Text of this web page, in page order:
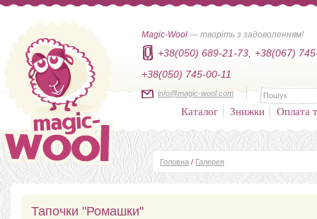
Magic-Wool — творіть з задоволенням!
+38(050) 689-21-73,
+38(067)
+38(050) 745-00-11
info@magic-wool.com
Каталог Знижки Оплата
Головна / Галерея
Тапочки "Ромашки"